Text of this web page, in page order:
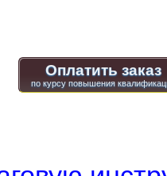
Оплатить заказ